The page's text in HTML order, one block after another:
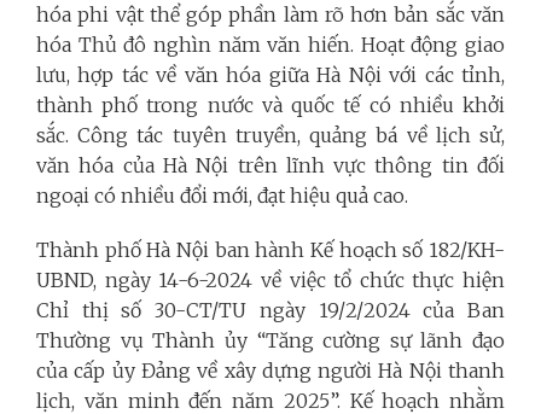
hóa phi vật thể góp phần làm rõ hơn bản sắc văn
hóa Thủ đô nghìn năm văn hiến. Hoạt động giao
lưu, hợp tác về văn hóa giữa Hà Nội với các tỉnh,
thành phố trong nước và quốc tế có nhiều khởi
sắc. Công tác tuyên truyền, quảng bá về lịch sử,
văn hóa của Hà Nội trên lĩnh vực thông tin đối
ngoại có nhiều đổi mới, đạt hiệu quả cao.
Thành phố Hà Nội ban hành Kế hoạch số 182/KH-
UBND, ngày 14-6-2024 về việc tổ chức thực hiện
Chỉ thị số 30-CT/TU ngày 19/2/2024 của Ban
Thường vụ Thành ủy “Tăng cường sự lãnh đạo
của cấp ủy Đảng về xây dựng người Hà Nội thanh
lịch, văn minh đến năm 2025”. Kế hoạch nhằm